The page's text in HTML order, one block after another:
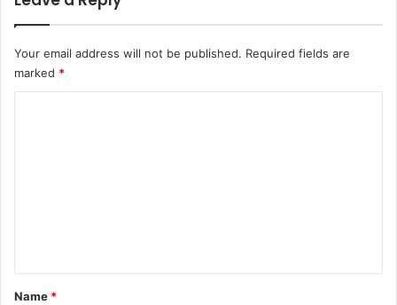
Your email address will not be published. Required fields are
marked *
*
Name *